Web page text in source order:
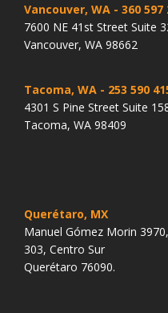
Vancouver, WA - 360 597
7600 NE 41st Street Suite
Vancouver, WA 98662
Tacoma, WA - 253 590
4301 S Pine Street Suite
Tacoma, WA 98409
Querétaro, MX
Manuel Gómez Morin
303, Centro Sur
Querétaro 76090.